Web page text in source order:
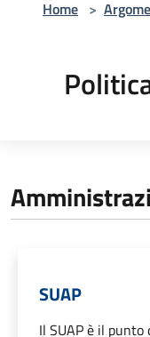
Home >
SUAP
Il SUAP è il